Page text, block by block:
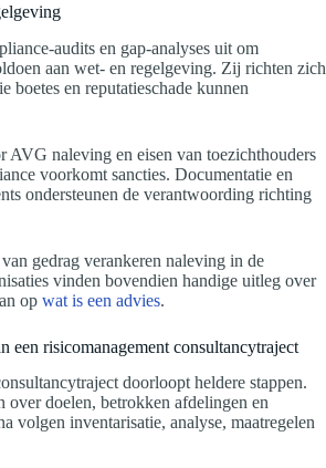
audits en gap-analyses uit om
aan wet- en regelgeving. Zij richten zich
boetes en reputatieschade kunnen
AVG naleving en eisen van toezichthouders
voorkomt sancties. Documentatie en
ondersteunen de verantwoording richting
gedrag verankeren naleving in de
vinden bovendien handige uitleg over
op wat is een advies.
een risicomanagement consultancytraject
doorloopt heldere stappen.
over doelen, betrokken afdelingen en
volgen inventarisatie, analyse, maatregelen